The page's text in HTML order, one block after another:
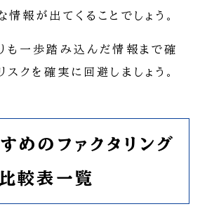
報が出てくることでしょう。
も一歩踏み込んだ情報まで確
クを確実に回避しましょう。
めのファクタリング
較表一覧